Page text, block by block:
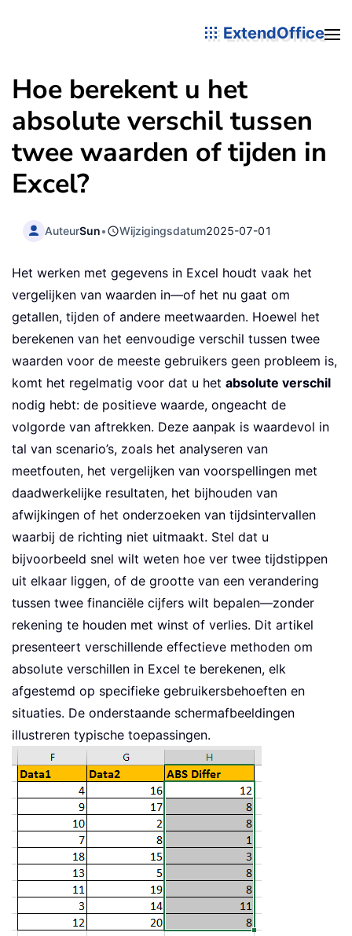
ExtendOffice
Hoe berekent u het
absolute verschil tussen
twee waarden of tijden in
Excel?
AuteurSun• Wijzigingsdatum2025-07-01
Het werken met gegevens in Excel houdt vaak het
vergelijken van waarden in—of het nu gaat om
getallen, tijden of andere meetwaarden. Hoewel het
berekenen van het eenvoudige verschil tussen twee
waarden voor de meeste gebruikers geen probleem is,
komt het regelmatig voor dat u het absolute verschil
nodig hebt: de positieve waarde, ongeacht de
volgorde van aftrekken. Deze aanpak is waardevol in
tal van scenario’s, zoals het analyseren van
meetfouten, het vergelijken van voorspellingen met
daadwerkelijke resultaten, het bijhouden van
afwijkingen of het onderzoeken van tijdsintervallen
waarbij de richting niet uitmaakt. Stel dat u
bijvoorbeeld snel wilt weten hoe ver twee tijdstippen
uit elkaar liggen, of de grootte van een verandering
tussen twee financiële cijfers wilt bepalen—zonder
rekening te houden met winst of verlies. Dit artikel
presenteert verschillende effectieve methoden om
absolute verschillen in Excel te berekenen, elk
afgestemd op specifieke gebruikersbehoeften en
situaties. De onderstaande schermafbeeldingen
illustreren typische toepassingen.